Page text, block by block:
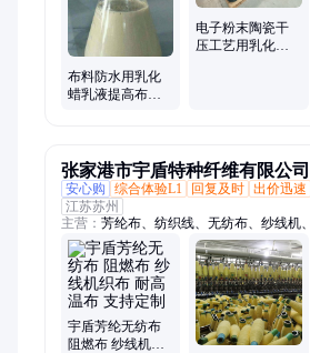
布料防水用乳化
蜡乳液提高布料
电子粉末陶瓷干
压工艺用乳化蜡
张家港市宇盾特种纤维有限公司
安心购
综合体验L1 回复及时 出价迅速
江苏苏州
主营： 芳纶布、纺织线、无纺布、纱线机
布、短纤维、芳纶ud布、对位芳纶、芳纶
面料、芳纶长丝、芳纶缝纫线、短纤机织
宇盾芳纶无纺布
阻燃布 纱线机织